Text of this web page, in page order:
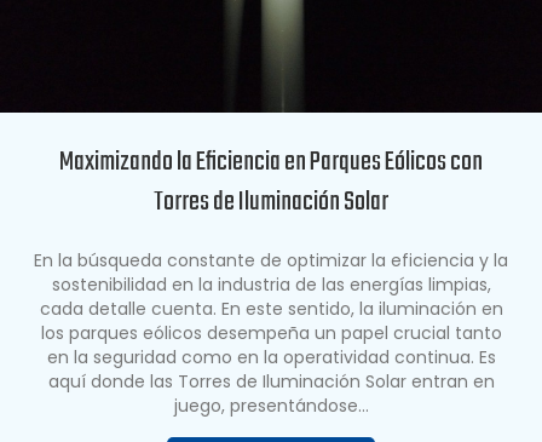
Maximizando la Eficiencia en Parques Eólicos con
Torres de Iluminación Solar
En la búsqueda constante de optimizar la eficiencia y la
sostenibilidad en la industria de las energías limpias,
cada detalle cuenta. En este sentido, la iluminación en
los parques eólicos desempeña un papel crucial tanto
en la seguridad como en la operatividad continua. Es
aquí donde las Torres de Iluminación Solar entran en
juego, presentándose…